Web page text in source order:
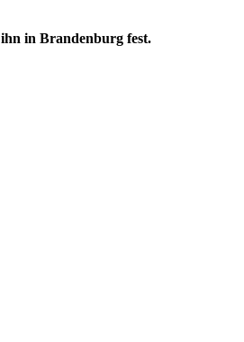
in Brandenburg fest.